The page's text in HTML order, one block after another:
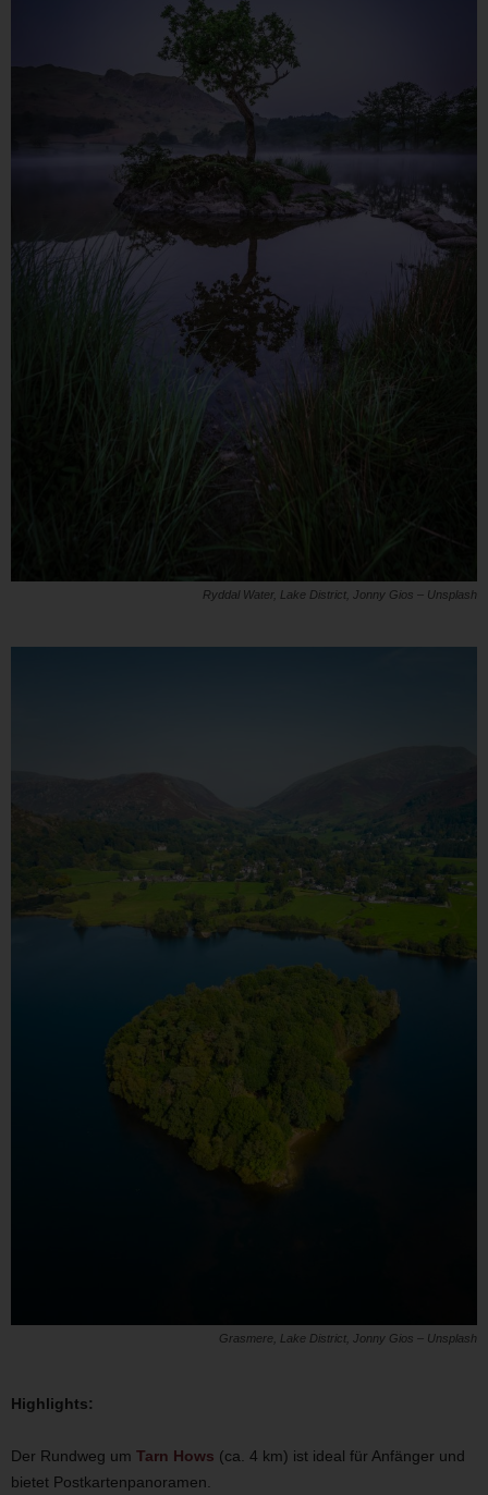
Ryddal Water, Lake District, Jonny Gios – Unsplash
Grasmere, Lake District, Jonny Gios – Unsplash
Highlights:
Der Rundweg um Tarn Hows (ca. 4 km) ist ideal für Anfänger und
bietet Postkartenpanoramen.